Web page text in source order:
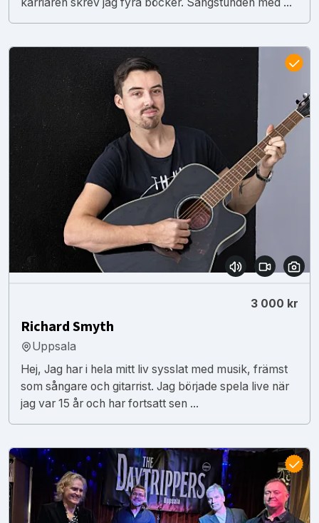
3 000 kr
Richard Smyth
Uppsala
Hej, Jag har i hela mitt liv sysslat med musik, främst
som sångare och gitarrist. Jag började spela live när
jag var 15 år och har fortsatt sen ...